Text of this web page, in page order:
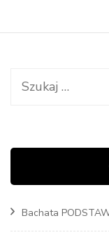
Szukaj:
Bachata